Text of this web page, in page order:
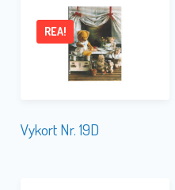
Vykort Nr. 19D
REA!